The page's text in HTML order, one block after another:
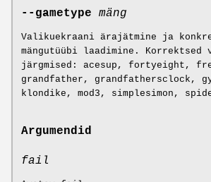
--gametype mäng
Valikuekraani ärajätmine ja
mängutüübi laadimine. Korrektsed
järgmised: acesup, fortyeight,
grandfather, grandfathersclock,
klondike, mod3, simplesimon,
Argumendid
fail